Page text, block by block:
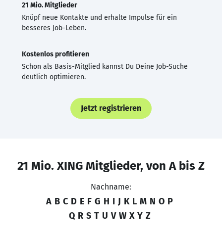
21 Mio. Mitglieder
Knüpf neue Kontakte und erhalte Impulse für ein
besseres Job-Leben.
Kostenlos profitieren
Schon als Basis-Mitglied kannst Du Deine Job-Suche
deutlich optimieren.
Jetzt registrieren
21 Mio. XING Mitglieder, von A bis Z
Nachname:
A B C D E F G H I J K L M N O P
Q R S T U V W X Y Z